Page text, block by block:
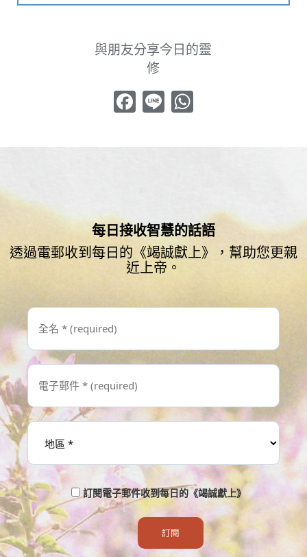
與朋友分享今日的靈
修
Facebook
Line WhatsApp
每日接收智慧的話語
透過電郵收到每日的《竭誠獻上》，幫助您更親
近上帝。
訂閱電子郵件收到每日的《竭誠獻上》